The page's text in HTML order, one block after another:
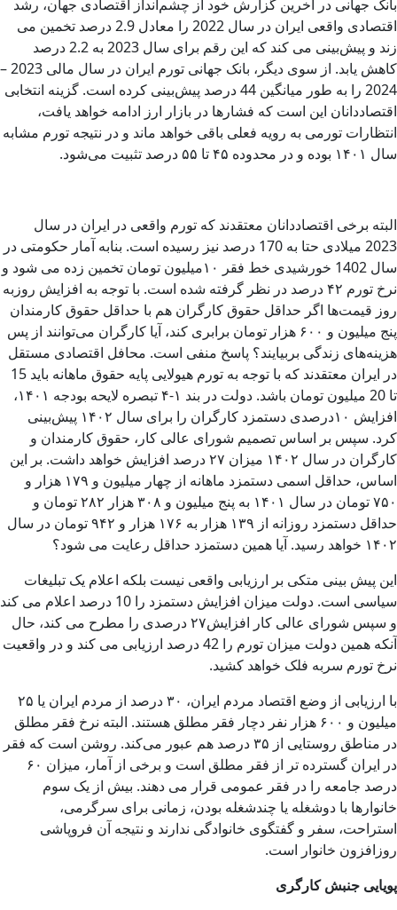
بانک جهانی در آخرین گزارش خود از چشم‌انداز اقتصادی جهان، رشد
اقتصادی واقعی ایران در سال 2022 را معادل 2.9 درصد تخمین می
زند و پیش‌بینی می کند که این رقم برای سال 2023 به 2.2 درصد
کاهش یابد. از سوی دیگر، بانک جهانی تورم ایران در سال مالی 2023 –
2024 را به طور میانگین 44 درصد پیش‌بینی کرده است. گزینه انتخابی
اقتصاددانان این است که فشارها در بازار ارز ادامه خواهد یافت،
انتظارات تورمی به رویه فعلی باقی خواهد ماند و در نتیجه تورم مشابه
سال ۱۴۰۱ بوده و در محدوده ۴۵ تا ۵۵ درصد تثبیت می‌شود.
البته برخی اقتصاددانان معتقدند که تورم واقعی در ایران در سال
2023 میلادی حتا به 170 درصد نیز رسیده است. بنابه آمار حکومتی در
سال 1402 خورشیدی خط فقر ۱۰میلیون تومان تخمین زده می شود و
نرخ تورم ۴۲ درصد در نظر گرفته شده است. با توجه به افزایش روزبه
روز قیمت‌ها اگر حداقل حقوق کارگران هم با حداقل حقوق کارمندان
پنج میلیون و ۶۰۰ هزار تومان برابری کند، آیا کارگران می‌توانند از پس
هزینه‌های زندگی بربیایند؟ پاسخ منفی است. محافل اقتصادی مستقل
در ایران معتقدند که با توجه به تورم هیولایی پایه حقوق ماهانه باید 15
تا 20 میلیون تومان باشد. دولت در بند ۱-۴ تبصره لایحه بودجه ۱۴۰۱،
افزایش ۱۰درصدی دستمزد کارگران را برای سال ۱۴۰۲ پیش‌بینی
کرد. سپس بر اساس تصمیم شورای عالی کار، حقوق کارمندان و
کارگران در سال ۱۴۰۲ میزان ۲۷ درصد افزایش خواهد داشت. بر این
اساس، حداقل اسمی دستمزد ماهانه از چهار میلیون و ۱۷۹ هزار و
۷۵۰ تومان در سال ۱۴۰۱ به پنج میلیون و ۳۰۸ هزار ۲۸۲ تومان و
حداقل دستمزد روزانه از ۱۳۹ هزار به ۱۷۶ هزار و ۹۴۲ تومان در سال
۱۴۰۲ خواهد رسید. آیا همین دستمزد حداقل رعایت می شود؟
این پیش بینی متکی بر ارزیابی واقعی نیست بلکه اعلام یک تبلیغات
سیاسی است. دولت میزان افزایش دستمزد را 10 درصد اعلام می کند
و سپس شورای عالی کار افزایش۲۷ درصدی را مطرح می کند، حال
آنکه همین دولت میزان تورم را 42 درصد ارزیابی می کند و در واقعیت
نرخ تورم سربه فلک خواهد کشید.
با ارزیابی از وضع اقتصاد مردم ایران، ۳۰ درصد از مردم ایران یا ۲۵
میلیون و ۶۰۰ هزار نفر دچار فقر مطلق هستند. البته نرخ فقر مطلق
در مناطق روستایی از ۳۵ درصد هم عبور می‌کند. روشن است که فقر
در ایران گسترده تر از فقر مطلق است و برخی از آمار، میزان ۶۰
درصد جامعه را در فقر عمومی قرار می دهند. بیش از یک سوم
خانوارها با دوشغله یا چندشغله بودن، زمانی برای سرگرمی،
استراحت، سفر و گفتگوی خانوادگی ندارند و نتیجه آن فروپاشی
روزافزون خانوار است.
پویایی جنبش کارگری